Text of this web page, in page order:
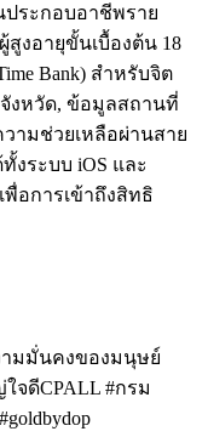
ประกอบอาชีพราย
งอายุขั้นเบื้องต้น 18
Bank) สำหรับจิต
งหวัด, ข้อมูลสถานที่
ามช่วยเหลือผ่านสาย
งระบบ iOS และ
พื่อการเข้าถึงสิทธิ
มมั่นคงของมนุษย์
จดีCPALL #กรม